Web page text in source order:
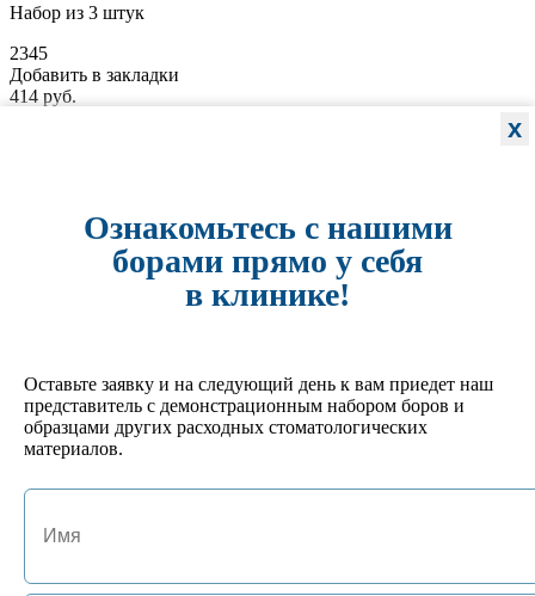
Набор из 3 штук
2345
Добавить в закладки
414 руб.
ОТЗЫВЫ (0)
Имя
E-mail
x
Ознакомьтесь с нашими
борами прямо у себя
в клинике!
Оставьте заявку и на следующий день к вам приедет наш
представитель с демонстрационным набором боров и
образцами других расходных стоматологических
материалов.